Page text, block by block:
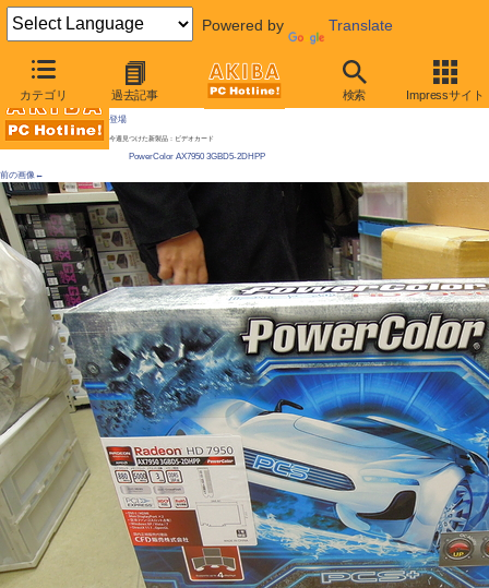
Powered by Translate
カテゴリ 過去記事 検索 Impressサイト
AKIBA PC Hotline!
[拡大画像]Radeon HD 7950が発売に、7970の下位、4万円台後半 / OCモデルや独自ファンモデルも
登場
今週見つけた新製品：ビデオカード
PowerColor AX7950 3GBD5-2DHPP
前の画像←